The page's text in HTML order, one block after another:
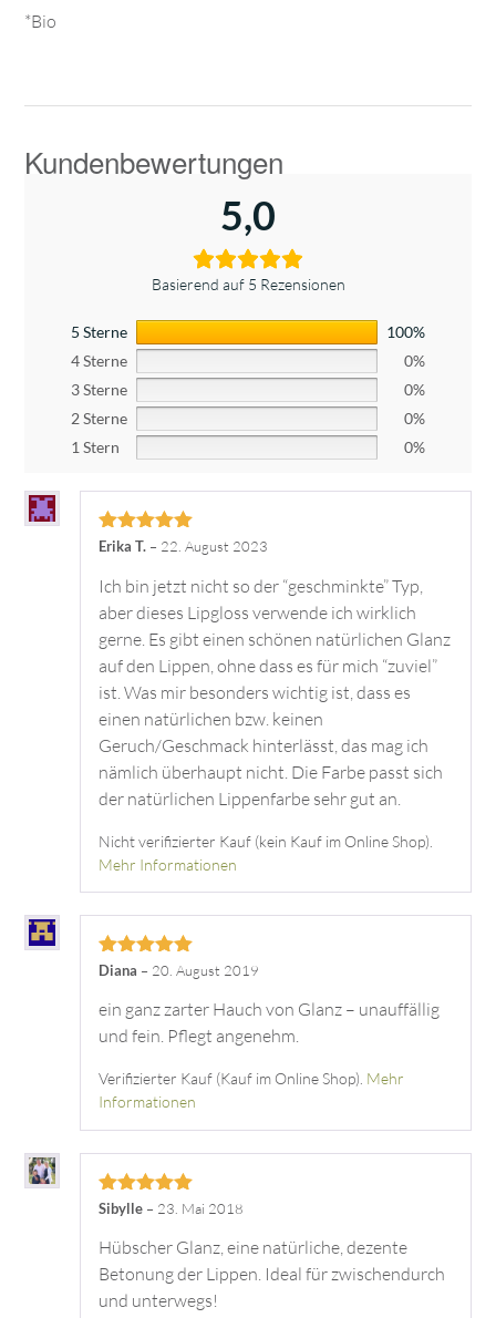
*Bio
5,0
Basierend auf 5 Rezensionen
5 Sterne
100%
4 Sterne
0%
3 Sterne
0%
2 Sterne
0%
1 Stern
0%
Bewertet mit
Erika T. – 22. August 2023
Ich bin jetzt nicht so der “geschminkte” Typ,
aber dieses Lipgloss verwende ich wirklich
gerne. Es gibt einen schönen natürlichen Glanz
auf den Lippen, ohne dass es für mich “zuviel”
ist. Was mir besonders wichtig ist, dass es
einen natürlichen bzw. keinen
Geruch/Geschmack hinterlässt, das mag ich
nämlich überhaupt nicht. Die Farbe passt sich
der natürlichen Lippenfarbe sehr gut an.
Nicht verifizierter Kauf (kein Kauf im Online Shop).
Mehr Informationen
Bewertet mit
Diana – 20. August 2019
ein ganz zarter Hauch von Glanz – unauffällig
und fein. Pflegt angenehm.
Verifizierter Kauf (Kauf im Online Shop). Mehr
Informationen
Bewertet mit
Sibylle – 23. Mai 2018
Hübscher Glanz, eine natürliche, dezente
Betonung der Lippen. Ideal für zwischendurch
und unterwegs!